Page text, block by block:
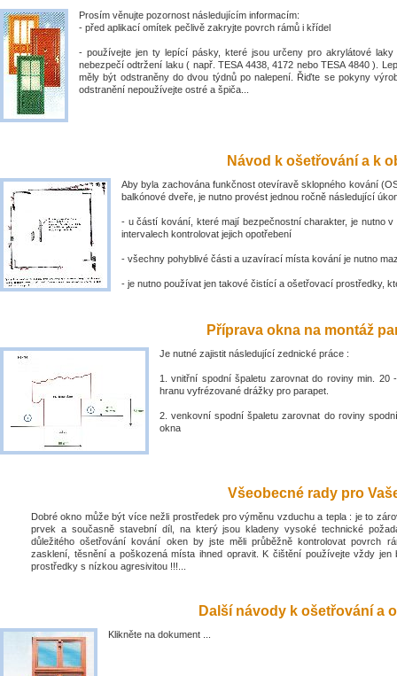
Prosím věnujte pozornost následujícím informacím:
- před aplikací omítek pečlivě zakryjte povrch rámů i křídel
- používejte jen ty lepící pásky, které jsou určeny pro akrylátové
nebezpečí odtržení laku ( např. TESA 4438, 4172 nebo TESA 4840 ).
měly být odstraněny do dvou týdnů po nalepení. Řiďte se pokyny
odstranění nepoužívejte ostré a špiča...
Návod k ošetřování a k
Aby byla zachována funkčnost otevíravě sklopného kování
balkónové dveře, je nutno provést jednou ročně následující
- u částí kování, které mají bezpečnostní charakter, je nutno v
intervalech kontrolovat jejich opotřebení
- všechny pohyblivé části a uzavírací místa kování je nutno
- je nutno používat jen takové čistící a ošetřovací prostředky,
Příprava okna na montáž
Je nutné zajistit následující zednické práce :
1. vnitřní spodní špaletu zarovnat do roviny min. 20
hranu vyfrézované drážky pro parapet.
2. venkovní spodní špaletu zarovnat do roviny
okna
Všeobecné rady pro
Dobré okno může být více nežli prostředek pro výměnu vzduchu a tepla : je to
prvek a současně stavební díl, na který jsou kladeny vysoké technické
důležitého ošetřování kování oken by jste měli průběžně kontrolovat povrch
zasklení, těsnění a poškozená místa ihned opravit. K čištění používejte vždy jen
prostředky s nízkou agresivitou !!!...
Další návody k ošetřování a
Klikněte na dokument ...